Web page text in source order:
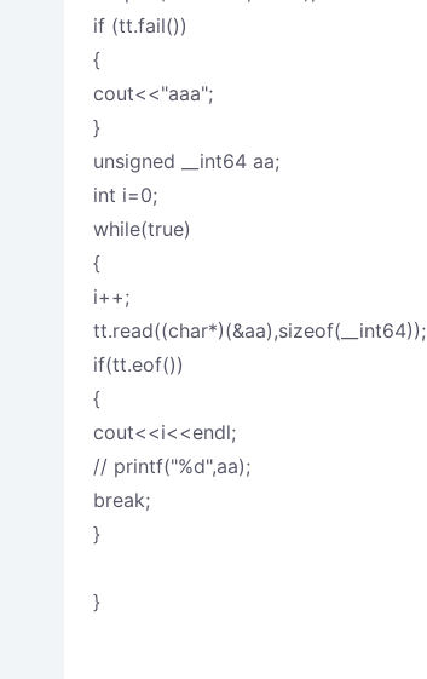
if (tt.fail())
{
cout<<"aaa";
}
unsigned __int64 aa;
int i=0;
while(true)
{
i++;
tt.read((char*)(&aa),sizeof(__int64));
if(tt.eof())
{
cout<<i<<endl;
// printf("%d",aa);
break;
}
}